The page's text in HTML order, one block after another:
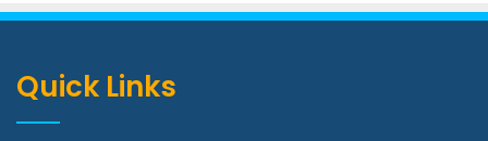
Quick Links